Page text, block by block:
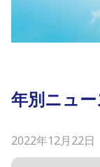
年別ニュ
2022年12月22日